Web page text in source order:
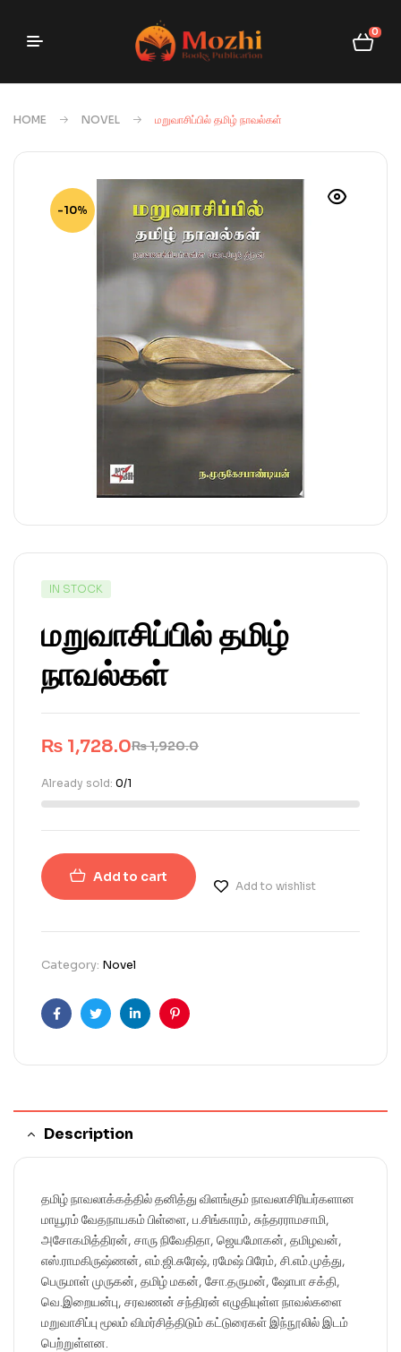
0
HOME NOVEL மறுவாசிப்பில் தமிழ் நாவல்கள்
-10%
IN STOCK
மறுவாசிப்பில் தமிழ்
நாவல்கள்
₨1,920.0
₨ 1,728.0
Already sold: 0/1
Add to cart
Add to wishlist
Category: Novel
FacebookTwitterLinkedinPinterest
Description
தமிழ் நாவலாக்கத்தில் தனித்து விளங்கும் நாவலாசிரியர்களான
மாயூரம் வேதநாயகம் பிள்ளை, ப.சிங்காரம், சுந்தரராமசாமி,
அசோகமித்திரன், சாரு நிவேதிதா, ஜெயமோகன், தமிழவன்,
எஸ்.ராமகிருஷ்ணன், எம்.ஜி.சுரேஷ், ரமேஷ் பிரேம், சி.எம்.முத்து,
பெருமாள் முருகன், தமிழ் மகன், சோ.தருமன், ஷோபா சக்தி,
வெ.இறையன்பு, சரவணன் சந்திரன் எழுதியுள்ள நாவல்களை
மறுவாசிப்பு மூலம் விமர்சித்திடும் கட்டுரைகள் இந்நூலில் இடம்
பெற்றுள்ளன.